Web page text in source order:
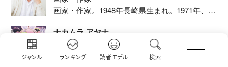
ジャンル ランキング 読者モデル 検索
画家・作家。1948年長崎県生まれ。1971年、
ナカムラ アヤナ
イラストレーター 絵本作家
京都府在住。雑誌『おともだち』（講談社刊）